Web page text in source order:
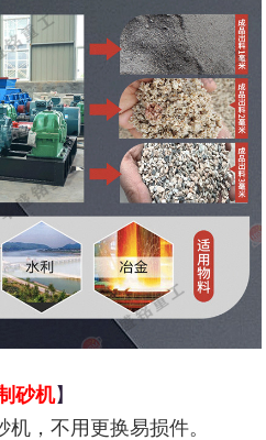
砂机】
，不用更换易损件。